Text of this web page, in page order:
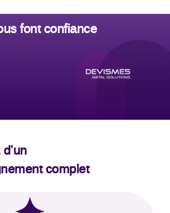
font confiance
complet